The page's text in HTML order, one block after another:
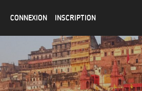
CONNEXION INSCRIPTION